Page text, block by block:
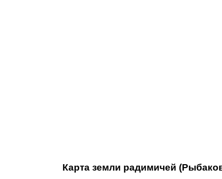
Карта земли радимичей